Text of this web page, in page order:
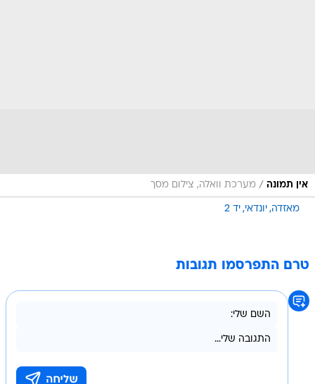
אין תמונה / מערכת וואלה, צילום מסך
מאזדה יונדאי יד 2
טרם התפרסמו תגובות